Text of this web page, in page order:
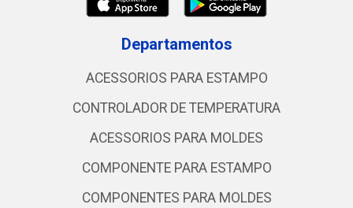
Departamentos
ACESSORIOS PARA ESTAMPO
CONTROLADOR DE TEMPERATURA
ACESSORIOS PARA MOLDES
COMPONENTE PARA ESTAMPO
COMPONENTES PARA MOLDES